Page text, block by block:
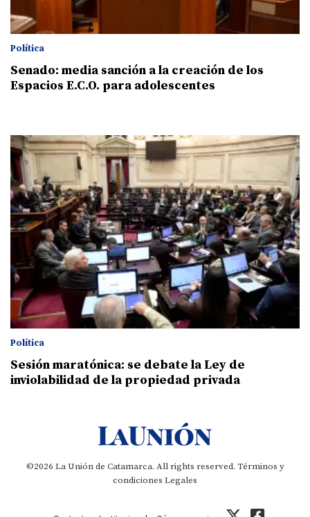
Política
Senado: media sanción a la creación de los
Espacios E.C.O. para adolescentes
Política
Sesión maratónica: se debate la Ley de
inviolabilidad de la propiedad privada
©2026 La Unión de Catamarca. All rights reserved. Términos y
condiciones Legales